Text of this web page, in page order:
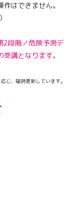
はできません。
2段階／危険予測デ
講となります。
じ、随時更新しています。